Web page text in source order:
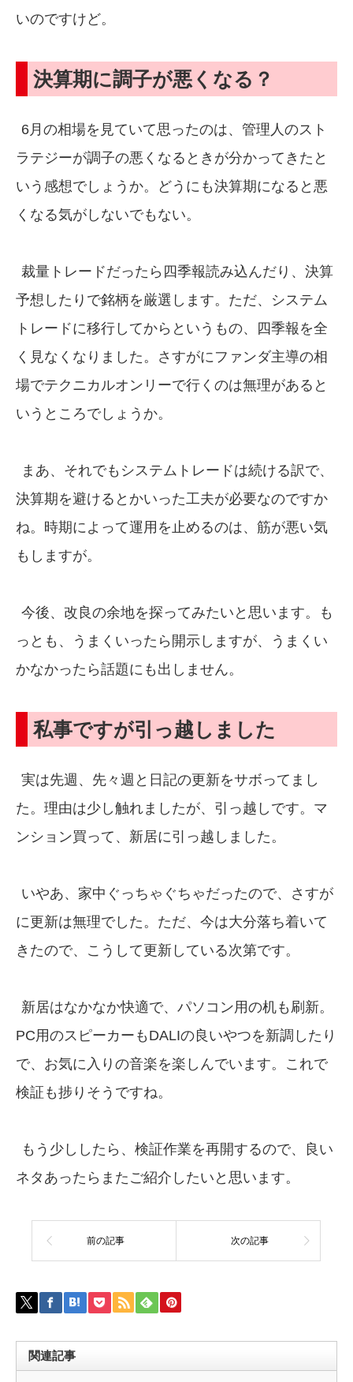
いのですけど。
決算期に調子が悪くなる？
6月の相場を見ていて思ったのは、管理人のスト
ラテジーが調子の悪くなるときが分かってきたと
いう感想でしょうか。どうにも決算期になると悪
くなる気がしないでもない。
裁量トレードだったら四季報読み込んだり、決算
予想したりで銘柄を厳選します。ただ、システム
トレードに移行してからというもの、四季報を全
く見なくなりました。さすがにファンダ主導の相
場でテクニカルオンリーで行くのは無理があると
いうところでしょうか。
まあ、それでもシステムトレードは続ける訳で、
決算期を避けるとかいった工夫が必要なのですか
ね。時期によって運用を止めるのは、筋が悪い気
もしますが。
今後、改良の余地を探ってみたいと思います。も
っとも、うまくいったら開示しますが、うまくい
かなかったら話題にも出しません。
私事ですが引っ越しました
実は先週、先々週と日記の更新をサボってまし
た。理由は少し触れましたが、引っ越しです。マ
ンション買って、新居に引っ越しました。
いやあ、家中ぐっちゃぐちゃだったので、さすが
に更新は無理でした。ただ、今は大分落ち着いて
きたので、こうして更新している次第です。
新居はなかなか快適で、パソコン用の机も刷新。
PC用のスピーカーもDALIの良いやつを新調したり
で、お気に入りの音楽を楽しんでいます。これで
検証も捗りそうですね。
もう少ししたら、検証作業を再開するので、良い
ネタあったらまたご紹介したいと思います。
前の記事 次の記事
関連記事